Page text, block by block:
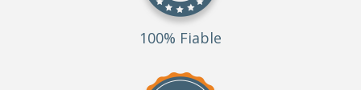
100% Fiable